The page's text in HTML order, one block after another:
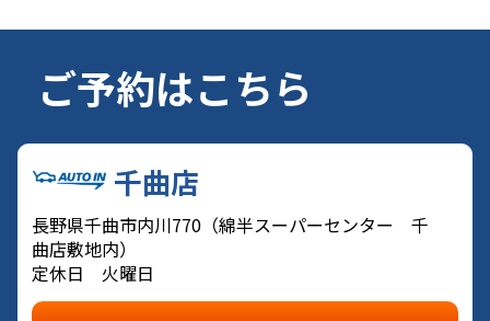
ご予約はこちら
千曲店
長野県千曲市内川770（綿半スーパーセンター 千
曲店敷地内）
定休日 火曜日